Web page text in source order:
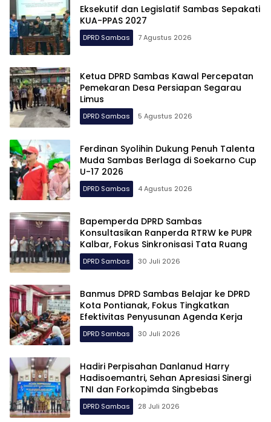
Eksekutif dan Legislatif Sambas Sepakati
KUA-PPAS 2027
DPRD Sambas 7 Agustus 2026
Ketua DPRD Sambas Kawal Percepatan
Pemekaran Desa Persiapan Segarau
Limus
DPRD Sambas 5 Agustus 2026
Ferdinan Syolihin Dukung Penuh Talenta
Muda Sambas Berlaga di Soekarno Cup
U-17 2026
DPRD Sambas 4 Agustus 2026
Bapemperda DPRD Sambas
Konsultasikan Ranperda RTRW ke PUPR
Kalbar, Fokus Sinkronisasi Tata Ruang
DPRD Sambas 30 Juli 2026
Banmus DPRD Sambas Belajar ke DPRD
Kota Pontianak, Fokus Tingkatkan
Efektivitas Penyusunan Agenda Kerja
DPRD Sambas 30 Juli 2026
Hadiri Perpisahan Danlanud Harry
Hadisoemantri, Sehan Apresiasi Sinergi
TNI dan Forkopimda Singbebas
DPRD Sambas 28 Juli 2026